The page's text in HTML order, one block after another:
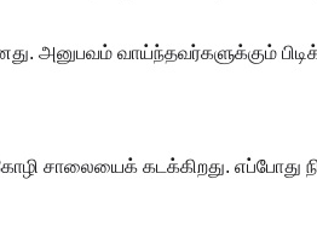
அனுபவம் வாய்ந்தவர்களுக்கும்
சாலையைக் கடக்கிறது. எப்போது